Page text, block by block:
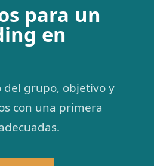
para un
en
del grupo, objetivo y
con una primera